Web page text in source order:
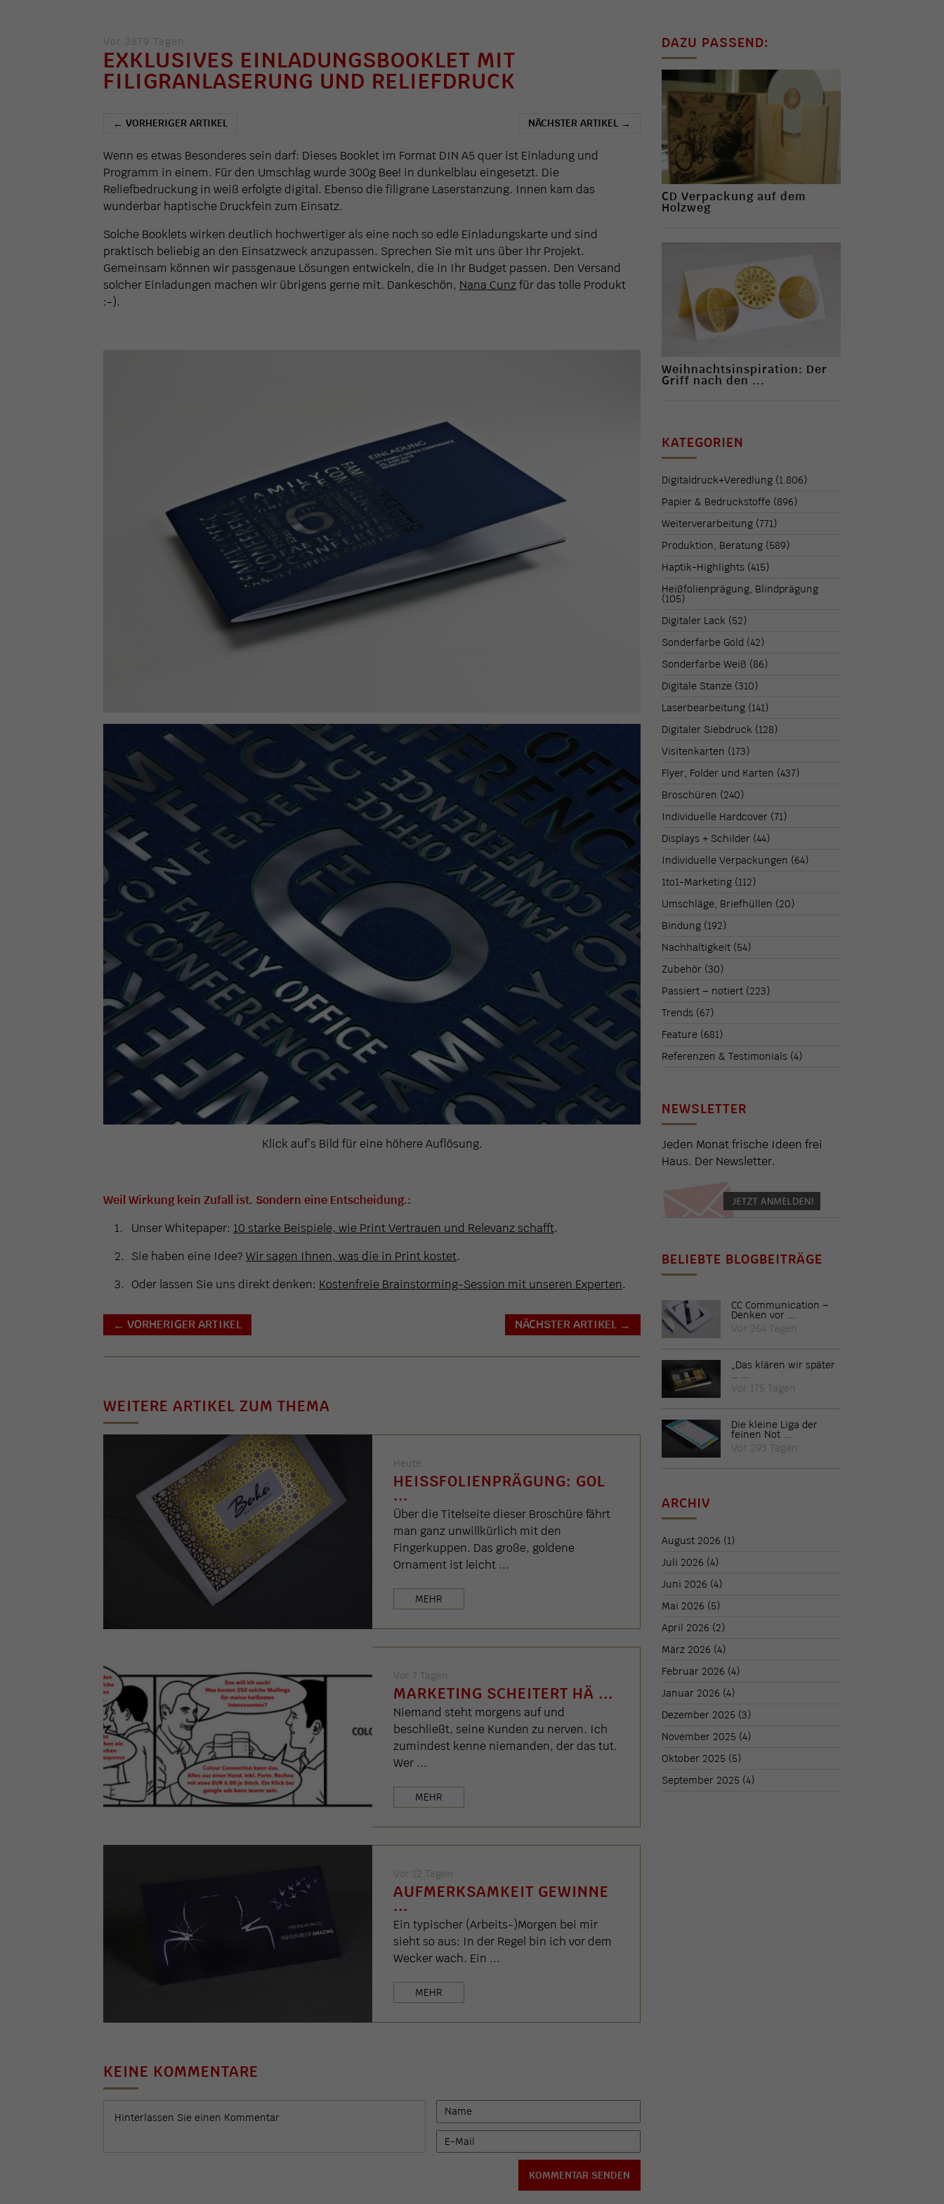
Vor 3879 Tagen
EXKLUSIVES EINLADUNGSBOOKLET MIT
FILIGRANLASERUNG UND RELIEFDRUCK
← VORHERIGER ARTIKEL NÄCHSTER ARTIKEL →
Wenn es etwas Besonderes sein darf: Dieses Booklet im Format DIN A5 quer ist Einladung und
Programm in einem. Für den Umschlag wurde 300g Bee! in dunkelblau eingesetzt. Die
Reliefbedruckung in weiß erfolgte digital. Ebenso die filigrane Laserstanzung. Innen kam das
wunderbar haptische Druckfein zum Einsatz.
Solche Booklets wirken deutlich hochwertiger als eine noch so edle Einladungskarte und sind
praktisch beliebig an den Einsatzweck anzupassen. Sprechen Sie mit uns über Ihr Projekt.
Gemeinsam können wir passgenaue Lösungen entwickeln, die in Ihr Budget passen. Den Versand
solcher Einladungen machen wir übrigens gerne mit. Dankeschön, Nana Cunzfür das tolle Produkt
:-).
Klick auf’s Bild für eine höhere Auflösung.
Weil Wirkung kein Zufall ist. Sondern eine Entscheidung.:
Unser Whitepaper: 10 starke Beispiele, wie Print Vertrauen und Relevanz schafft.
Sie haben eine Idee? Wir sagen Ihnen, was die in Print kostet.
Oder lassen Sie uns direkt denken: Kostenfreie Brainstorming-Session mit unseren Experten.
← VORHERIGER ARTIKEL NÄCHSTER ARTIKEL →
WEITERE ARTIKEL ZUM THEMA
Heute
HEISSFOLIENPRÄGUNG: GOL .
..
Über die Titelseite dieser Broschüre fährt
man ganz unwillkürlich mit den
Fingerkuppen. Das große, goldene
Ornament ist leicht ...
MEHR
Vor 7 Tagen
MARKETING SCHEITERT HÄ ...
Niemand steht morgens auf und
beschließt, seine Kunden zu nerven. Ich
zumindest kenne niemanden, der das tut.
Wer ...
MEHR
Vor 12 Tagen
AUFMERKSAMKEIT GEWINNE
...
Ein typischer (Arbeits-)Morgen bei mir
sieht so aus: In der Regel bin ich vor dem
Wecker wach. Ein ...
MEHR
KEINE KOMMENTARE
DAZU PASSEND:
CD Verpackung auf dem
Holzweg
Weihnachtsinspiration: Der
Griff nach den ...
KATEGORIEN
Digitaldruck+Veredlung (1.806)
Papier & Bedruckstoffe (896)
Weiterverarbeitung (771)
Produktion, Beratung (589)
Haptik-Highlights (415)
Heißfolienprägung, Blindprägung
(105)
Digitaler Lack (52)
Sonderfarbe Gold (42)
Sonderfarbe Weiß (86)
Digitale Stanze (310)
Laserbearbeitung (141)
Digitaler Siebdruck (128)
Visitenkarten (173)
Flyer, Folder und Karten (437)
Broschüren (240)
Individuelle Hardcover (71)
Displays + Schilder (44)
Individuelle Verpackungen (64)
1to1-Marketing (112)
Umschläge, Briefhüllen (20)
Bindung (192)
Nachhaltigkeit (54)
Zubehör (30)
Passiert – notiert (223)
Trends (67)
Feature (681)
Referenzen & Testimonials (4)
NEWSLETTER
Jeden Monat frische Ideen frei
Haus. Der Newsletter.
BELIEBTE BLOGBEITRÄGE
CC Communication –
Denken vor ...
Vor 264 Tagen
„Das klären wir später
… ...
Vor 175 Tagen
Die kleine Liga der
feinen Not ...
Vor 293 Tagen
ARCHIV
August 2026 (1)
Juli 2026 (4)
Juni 2026 (4)
Mai 2026 (5)
April 2026 (2)
März 2026 (4)
Februar 2026 (4)
Januar 2026 (4)
Dezember 2025 (3)
November 2025 (4)
Oktober 2025 (5)
September 2025 (4)